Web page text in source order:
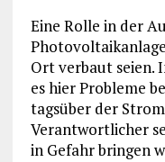
Eine Rolle in der
Ort verbaut seien.
es hier Probleme
tagsüber der
Verantwortlicher
in Gefahr bringen